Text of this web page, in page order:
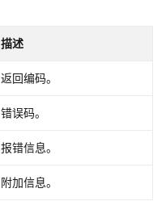
描述
返回编码。
错误码。
报错信息。
附加信息。